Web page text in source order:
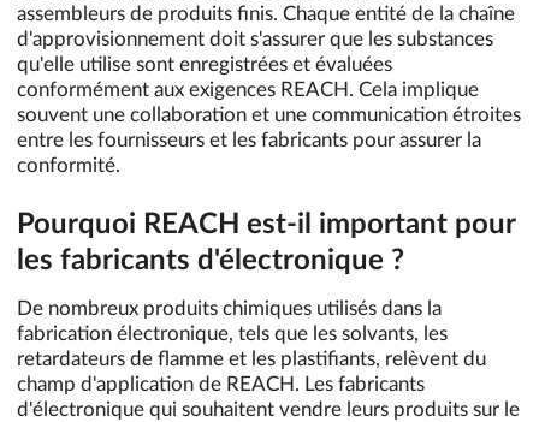
assembleurs de produits finis. Chaque entité de la chaîne
d'approvisionnement doit s'assurer que les substances
qu'elle utilise sont enregistrées et évaluées
conformément aux exigences REACH. Cela implique
souvent une collaboration et une communication étroites
entre les fournisseurs et les fabricants pour assurer la
conformité.
Pourquoi REACH est-il important pour
les fabricants d'électronique ?
De nombreux produits chimiques utilisés dans la
fabrication électronique, tels que les solvants, les
retardateurs de flamme et les plastifiants, relèvent du
champ d'application de REACH. Les fabricants
d'électronique qui souhaitent vendre leurs produits sur le